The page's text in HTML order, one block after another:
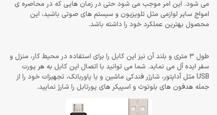
می شود. این امر موجب می شود حتی در زمان هایی که در محاصره ی
امواج سایر لوازمی مثل تلویزیون و سیستم های صوتی باشید، این
محصول بهترین عملکرد خود را داشته باشد.
طول 3 متری و بلند آن نیز این کابل را برای استفاده در محیط کار، منزل و
سفر ایده آل می نماید. شما می توانید با اتصال این کابل به هر پورت
USB مثل آداپتور، شارژر فندکی ماشین و یا پاوربانک، تجهیزات خود را از
جمله هدفون های بلوتوث و اسپیکر های پورتابل را شارژ نمایید.